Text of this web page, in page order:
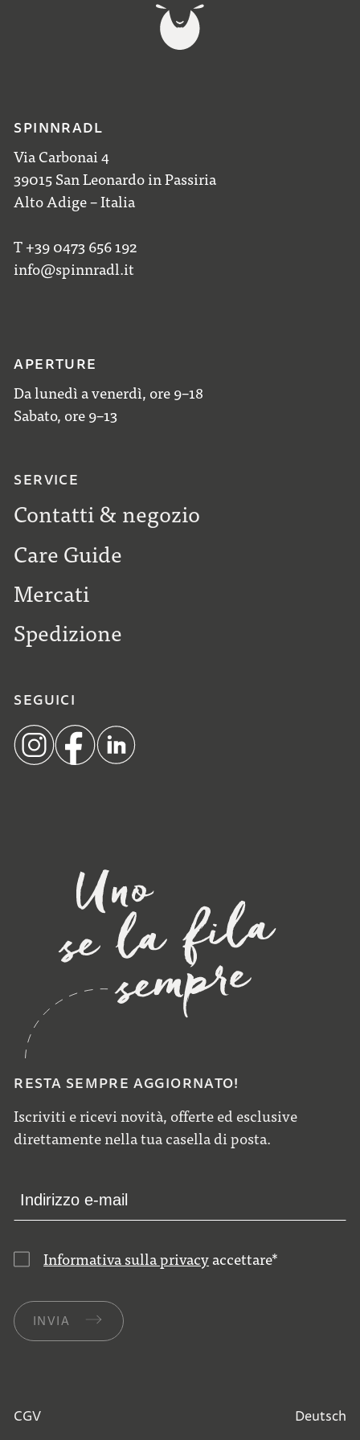
RESTA SEMPRE AGGIORNATO!
Iscriviti e ricevi novità, offerte ed esclusive
direttamente nella tua casella di posta.
Informativa sulla privacy accettare*
INVIA
SPINNRADL
Via Carbonai 4
39015 San Leonardo in Passiria
Alto Adige – Italia
T +39 0473 656 192
info@spinnradl.it
APERTURE
Da lunedì a venerdì, ore 9–18
Sabato, ore 9–13
SERVICE
Contatti & negozio
Care Guide
Mercati
Spedizione
SEGUICI
CGV Deutsch